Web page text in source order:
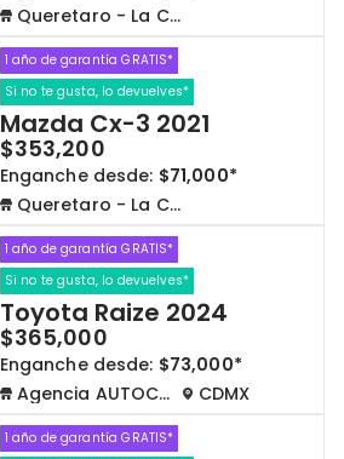
Queretaro - La Capilla
1 año de garantía GRATIS*
Si no te gusta, lo devuelves*
Mazda Cx-3 2021
$353,200
Enganche desde: $71,000*
Queretaro - La Capilla
1 año de garantía GRATIS*
Si no te gusta, lo devuelves*
Toyota Raize 2024
$365,000
Enganche desde: $73,000*
Agencia AUTOCOM
CDMX
1 año de garantía GRATIS*